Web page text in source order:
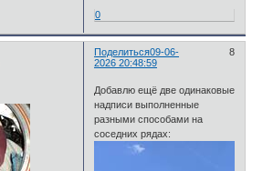
0
Поделиться 8
09-06-
2026 20:48:59
Добавлю ещё две одинаковые
надписи выполненные
разными способами на
соседних рядах: